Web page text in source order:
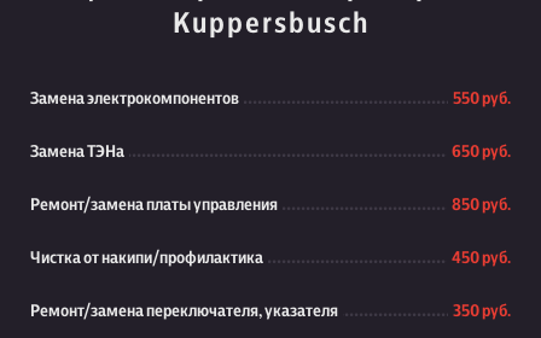
Kuppersbusch
Замена электрокомпонентов 550 руб.
Замена ТЭНа 650 руб.
Ремонт/замена платы управления 850 руб.
Чистка от накипи/профилактика 450 руб.
Ремонт/замена переключателя, указателя 350 руб.